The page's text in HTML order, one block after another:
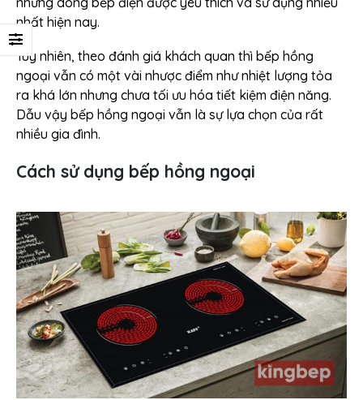
nhất hiện nay.
Tuy nhiên, theo đánh giá khách quan thì bếp hồng
ngoại vẫn có một vài nhược điểm như nhiệt lượng tỏa
ra khá lớn nhưng chưa tối ưu hóa tiết kiệm điện năng.
Dẫu vậy bếp hồng ngoại vẫn là sự lựa chọn của rất
nhiều gia đình.
Cách sử dụng bếp hồng ngoại